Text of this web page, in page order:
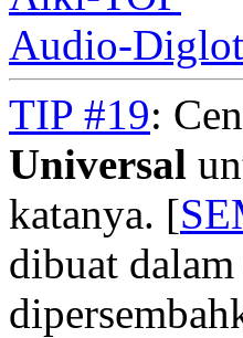
Audio-Diglot
TIP #19:
Universal
katanya. [
dibuat dalam